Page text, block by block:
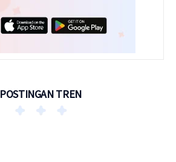
POSTINGAN TREN